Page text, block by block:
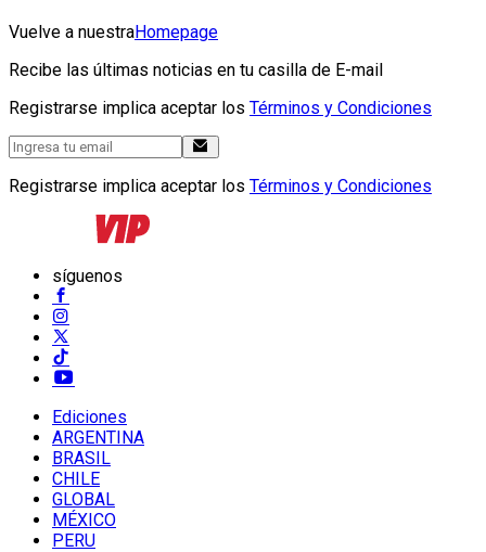
Vuelve a nuestraHomepage
Recibe las últimas noticias en tu casilla de E-mail
Registrarse implica aceptar los Términos y Condiciones
Registrarse implica aceptar los Términos y Condiciones
síguenos
Ediciones
ARGENTINA
BRASIL
CHILE
GLOBAL
MÉXICO
PERU